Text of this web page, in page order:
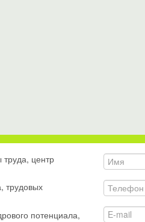
центр
трудовых
потенциала,